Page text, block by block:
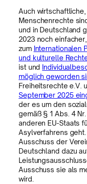
Auch
Menschenrechte
und in Deutschland
2023 noch
zum Internationalen
und kulturelle
ist und
möglich geworden
Freiheitsrechte e.V.
September 2025
der es um den
gemäß § 1 Abs. 4
anderen EU-Staats
Asylverfahrens
Ausschuss der
Deutschland dazu
Ausschuss sie als
wird.